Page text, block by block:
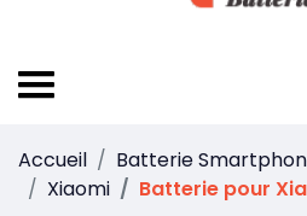
Accueil
Batterie
Xiaomi
Batterie pour